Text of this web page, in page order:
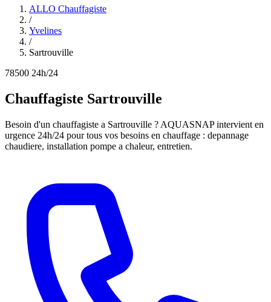
ALLO Chauffagiste
/
Yvelines
/
Sartrouville
78500 24h/24
Chauffagiste Sartrouville
Besoin d'un chauffagiste a Sartrouville ? AQUASNAP intervient en
urgence 24h/24 pour tous vos besoins en chauffage : depannage
chaudiere, installation pompe a chaleur, entretien.